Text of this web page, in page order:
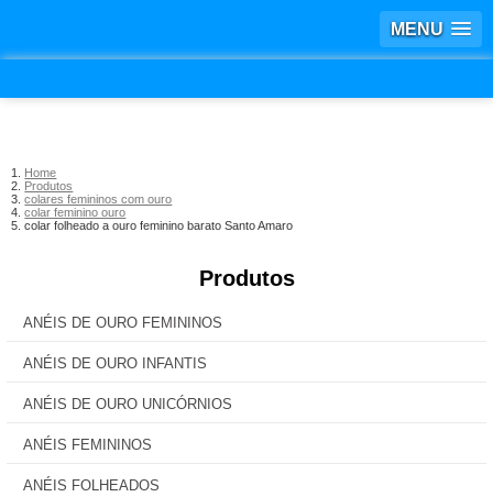
MENU
Home
Produtos
colares femininos com ouro
colar feminino ouro
colar folheado a ouro feminino barato Santo Amaro
Produtos
ANÉIS DE OURO FEMININOS
ANÉIS DE OURO INFANTIS
ANÉIS DE OURO UNICÓRNIOS
ANÉIS FEMININOS
ANÉIS FOLHEADOS